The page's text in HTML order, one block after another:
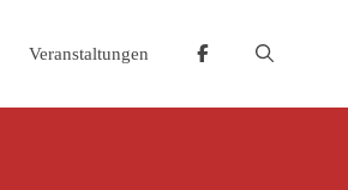
Veranstaltungen